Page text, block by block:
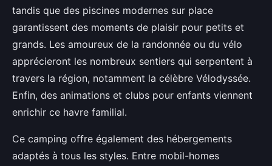
tandis que des piscines modernes sur place
garantissent des moments de plaisir pour petits et
grands. Les amoureux de la randonnée ou du vélo
apprécieront les nombreux sentiers qui serpentent à
travers la région, notamment la célèbre Vélodyssée.
Enfin, des animations et clubs pour enfants viennent
enrichir ce havre familial.
Ce camping offre également des hébergements
adaptés à tous les styles. Entre mobil-homes